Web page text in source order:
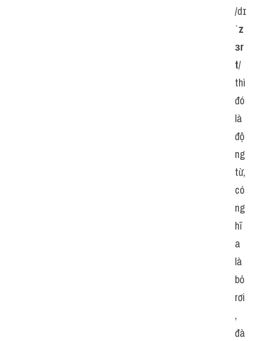
/dɪ
ˈz
ɜr
t/
thì
đó
là
độ
ng
từ,
có
ng
hĩ
a
là
bỏ
rơi
,
đà